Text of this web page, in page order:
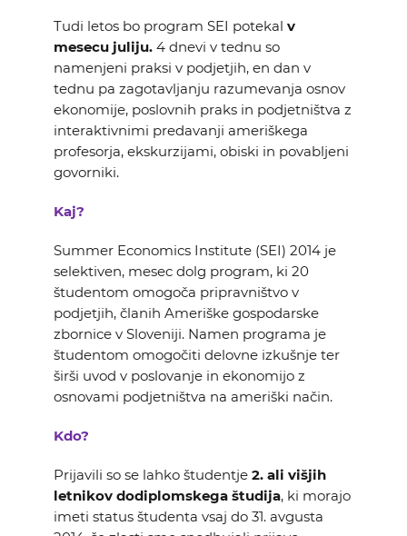
Tudi letos bo program SEI potekal v
mesecu juliju.4 dnevi v tednu so
namenjeni praksi v podjetjih, en dan v
tednu pa zagotavljanju razumevanja osnov
ekonomije, poslovnih praks in podjetništva z
interaktivnimi predavanji ameriškega
profesorja, ekskurzijami, obiski in povabljeni
govorniki.
Kaj?
Summer Economics Institute (SEI) 2014 je
selektiven, mesec dolg program, ki 20
študentom omogoča pripravništvo v
podjetjih, članih Ameriške gospodarske
zbornice v Sloveniji. Namen programa je
študentom omogočiti delovne izkušnje ter
širši uvod v poslovanje in ekonomijo z
osnovami podjetništva na ameriški način.
Kdo?
Prijavili so se lahko študentje 2. ali višjih
letnikov dodiplomskega študija, ki morajo
imeti status študenta vsaj do 31. avgusta